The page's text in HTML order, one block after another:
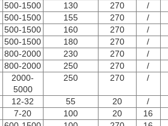
500-1500 130 270
/
500-1500 155 270
/
500-1500 160 270
/
500-1500 180 270
/
800-2000 230 270
/
800-2000 250 270
/
2000-
5000
250 270 /
12-32 55 20
/
7-20 100 20
16